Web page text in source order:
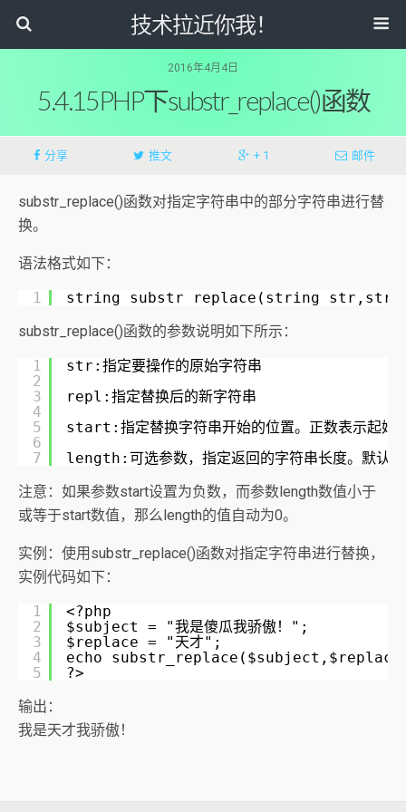
技术拉近你我！
2016年4月4日
5.4.15PHP下substr_replace()函数
分享 推文 + 1 邮件
substr_replace()函数对指定字符串中的部分字符串进行替
换。
语法格式如下：
1
string substr_replace(string
substr_replace()函数的参数说明如下所示：
1
2
3
4
5
6
7
str:指定要操作的原始字符串
repl:指定替换后的新字符串
start:指定替换字符串开始的位置。正数表示起始
length:可选参数，指定返回的字符串长度。默认值
注意：如果参数start设置为负数，而参数length数值小于
或等于start数值，那么length的值自动为0。
实例：使用substr_replace()函数对指定字符串进行替换，
实例代码如下：
1
2
3
4
5
<?php
$subject = "我是傻瓜我骄傲！";
$replace = "天才";
echo
?>
输出：
我是天才我骄傲！